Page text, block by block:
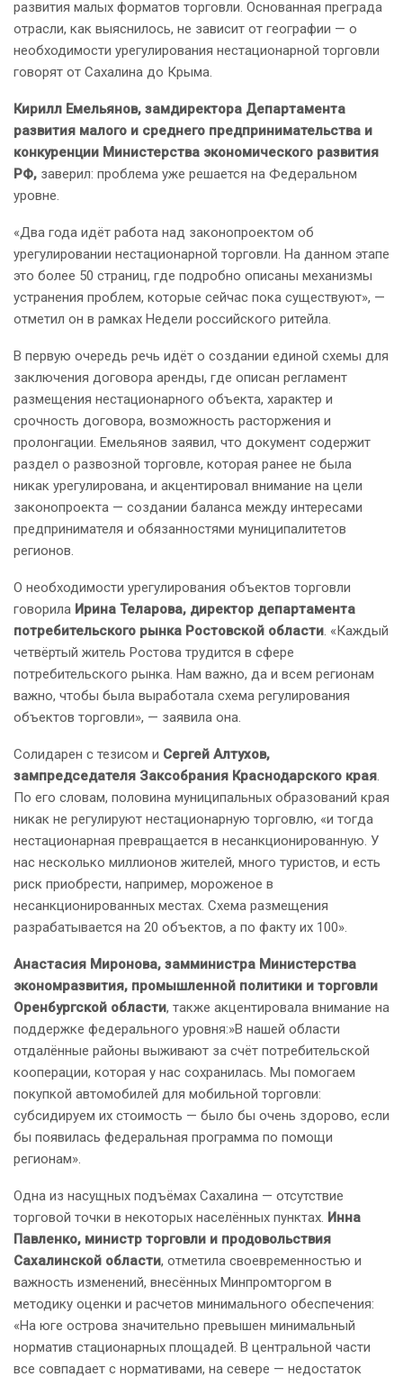
развития малых форматов торговли. Основанная преграда
отрасли, как выяснилось, не зависит от географии — о
необходимости урегулирования нестационарной торговли
говорят от Сахалина до Крыма.
Кирилл Емельянов, замдиректора Департамента
развития малого и среднего предпринимательства и
конкуренции Министерства экономического развития
РФ, заверил: проблема уже решается на Федеральном
уровне.
«Два года идёт работа над законопроектом об
урегулировании нестационарной торговли. На данном этапе
это более 50 страниц, где подробно описаны механизмы
устранения проблем, которые сейчас пока существуют», —
отметил он в рамках Недели российского ритейла.
В первую очередь речь идёт о создании единой схемы для
заключения договора аренды, где описан регламент
размещения нестационарного объекта, характер и
срочность договора, возможность расторжения и
пролонгации. Емельянов заявил, что документ содержит
раздел о развозной торговле, которая ранее не была
никак урегулирована, и акцентировал внимание на цели
законопроекта — создании баланса между интересами
предпринимателя и обязанностями муниципалитетов
регионов.
О необходимости урегулирования объектов торговли
говорила Ирина Теларова, директор департамента
потребительского рынка Ростовской области. «Каждый
четвёртый житель Ростова трудится в сфере
потребительского рынка. Нам важно, да и всем регионам
важно, чтобы была выработала схема регулирования
объектов торговли», — заявила она.
Солидарен с тезисом и Сергей Алтухов,
зампредседателя Заксобрания Краснодарского края.
По его словам, половина муниципальных образований края
никак не регулируют нестационарную торговлю, «и тогда
нестационарная превращается в несанкционированную. У
нас несколько миллионов жителей, много туристов, и есть
риск приобрести, например, мороженое в
несанкционированных местах. Схема размещения
разрабатывается на 20 объектов, а по факту их 100».
Анастасия Миронова, замминистра Министерства
экономразвития, промышленной политики и торговли
Оренбургской области, также акцентировала внимание на
поддержке федерального уровня:»В нашей области
отдалённые районы выживают за счёт потребительской
кооперации, которая у нас сохранилась. Мы помогаем
покупкой автомобилей для мобильной торговли:
субсидируем их стоимость — было бы очень здорово, если
бы появилась федеральная программа по помощи
регионам».
Одна из насущных подъёмах Сахалина — отсутствие
торговой точки в некоторых населённых пунктах. Инна
Павленко, министр торговли и продовольствия
Сахалинской области, отметила своевременностью и
важность изменений, внесённых Минпромторгом в
методику оценки и расчетов минимального обеспечения:
«На юге острова значительно превышен минимальный
норматив стационарных площадей. В центральной части
все совпадает с нормативами, на севере — недостаток